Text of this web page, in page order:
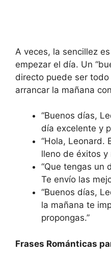
A veces, la sencillez
empezar el día. Un
directo puede ser
arrancar la mañana
“Buenos días,
día excelente y
“Hola, Leonard.
lleno de éxitos y
“Que tengas un
Te envío las
“Buenos días,
la mañana te
propongas.”
Frases Románticas